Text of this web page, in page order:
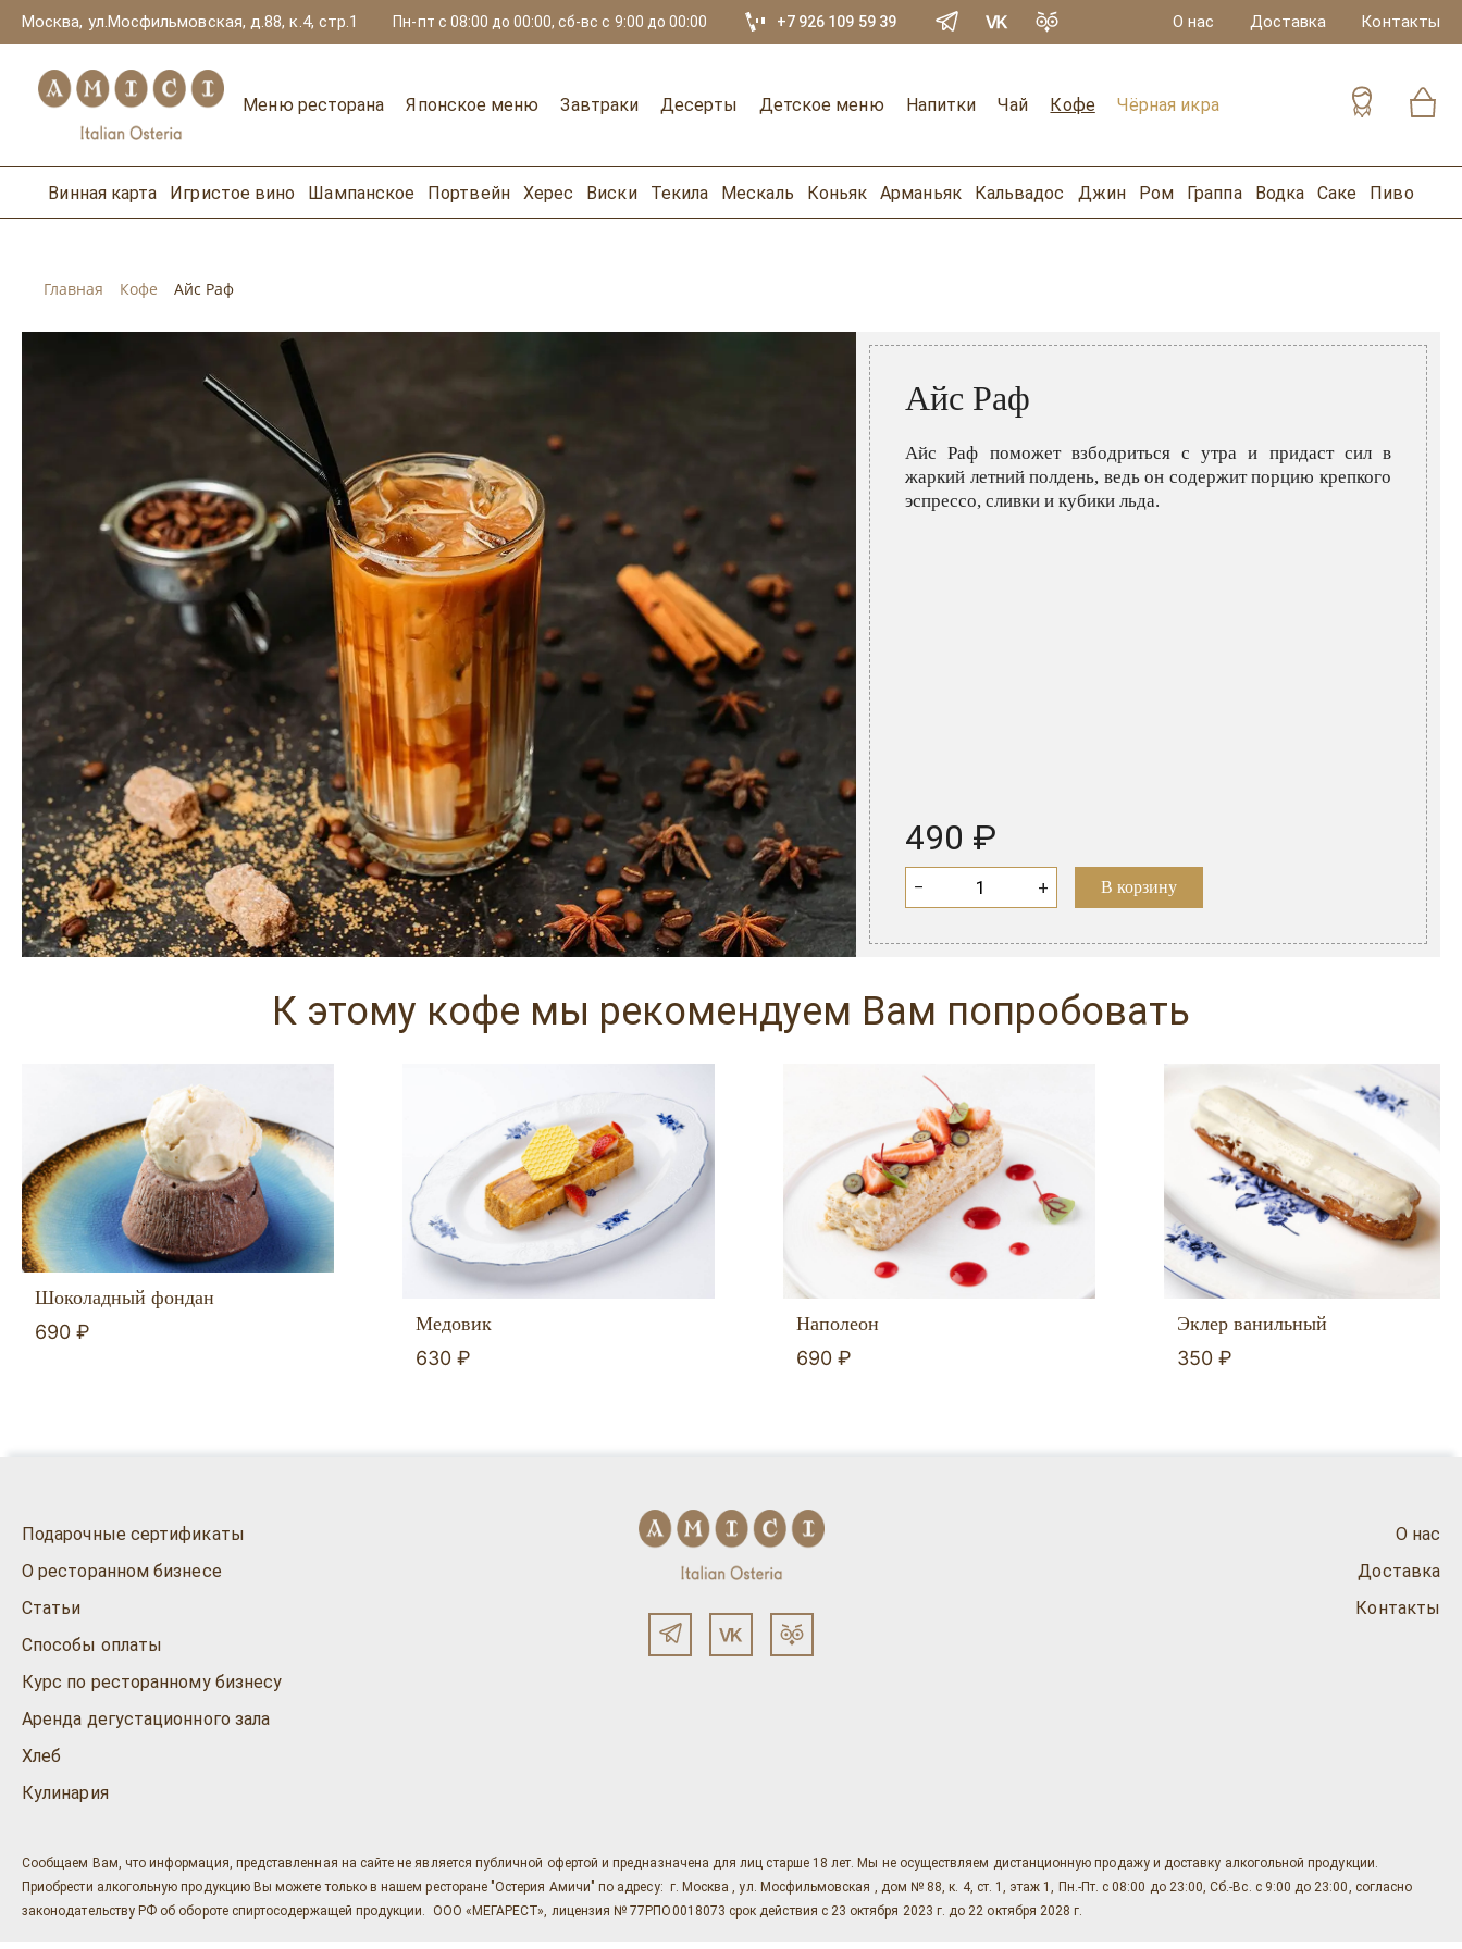
Москва, ул.Мосфильмовская, д.88, к.4, стр.1 Пн-пт с 08:00 до 00:00, сб-вс с 9:00 до 00:00 +7 926 109 59 39 О нас Доставка Контакты
Меню ресторана Японское меню Завтраки Десерты Детское меню Напитки Чай Кофе Чёрная икра
Винная карта Игристое вино Шампанское Портвейн Херес Виски Текила Мескаль Коньяк Арманьяк Кальвадос Джин Ром Граппа Водка Саке Пиво
Главная Кофе Айс Раф
Айс Раф
Айс Раф поможет взбодриться с утра и придаст сил в
жаркий летний полдень, ведь он содержит порцию крепкого
эспрессо, сливки и кубики льда.
490 ₽
− + В корзину
К этому кофе мы рекомендуем Вам попробовать
Шоколадный фондан
690 ₽ Медовик
630 ₽
Наполеон
690 ₽
Эклер ванильный
350 ₽
Подарочные сертификаты
О ресторанном бизнесе
Статьи
Способы оплаты
Курс по ресторанному бизнесу
Аренда дегустационного зала
Хлеб
Кулинария
О нас
Доставка
Контакты
Сообщаем Вам, что информация, представленная на сайте не является публичной офертой и предназначена для лиц старше 18 лет. Мы не осуществляем дистанционную продажу и доставку алкогольной продукции.
Приобрести алкогольную продукцию Вы можете только в нашем ресторане "Остерия Амичи" по адресу: г. Москва , ул. Мосфильмовская , дом № 88, к. 4, ст. 1, этаж 1, Пн.-Пт. с 08:00 до 23:00, Сб.-Вс. с 9:00 до 23:00, согласно
законодательству РФ об обороте спиртосодержащей продукции. ООО «МЕГАРЕСТ», лицензия № 77РПО0018073 срок действия с 23 октября 2023 г. до 22 октября 2028 г.